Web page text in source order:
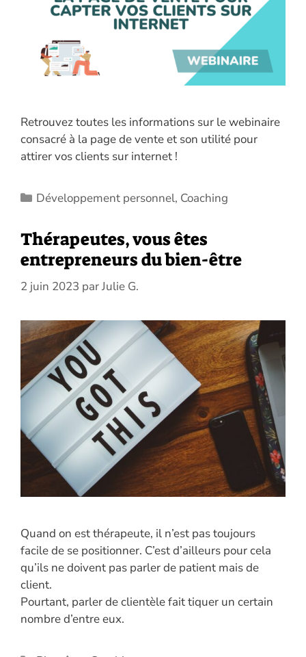
Retrouvez toutes les informations sur le webinaire
consacré à la page de vente et son utilité pour
attirer vos clients sur internet !
Catégories
Développement personnel, Coaching
Thérapeutes, vous êtes
entrepreneurs du bien-être
2 juin 2023 parJulie G.
Quand on est thérapeute, il n’est pas toujours
facile de se positionner. C’est d’ailleurs pour cela
qu’ils ne doivent pas parler de patient mais de
client.
Pourtant, parler de clientèle fait tiquer un certain
nombre d’entre eux.